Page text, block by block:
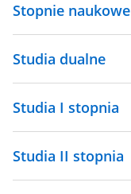
Stopnie naukowe
Studia dualne
Studia I stopnia
Studia II stopnia